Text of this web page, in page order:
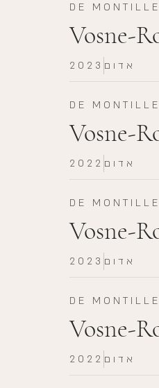
DE MONTILLE
Vosne-
2023 אדום
DE MONTILLE
Vosne-
2022 אדום
DE MONTILLE
Vosne-
2023 אדום
DE MONTILLE
Vosne-
2022 אדום